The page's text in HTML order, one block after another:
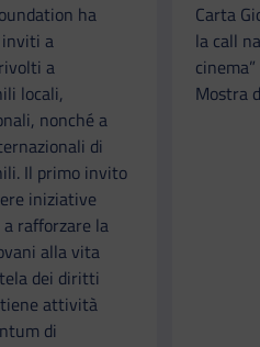
ha
inviti a
a
locali,
nonché a
di
Il primo invito
iniziative
rafforzare la
alla vita
dei diritti
attività
di
Carta
la call
Mostra